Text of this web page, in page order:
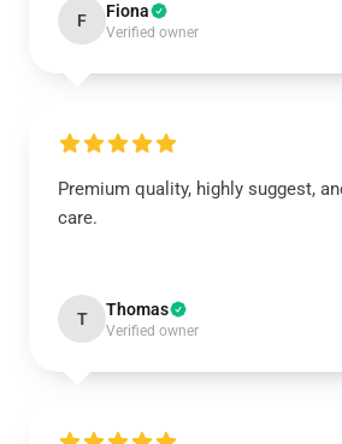
F Fiona
Verified owner
Premium quality, highly suggest,
care.
T Thomas
Verified owner